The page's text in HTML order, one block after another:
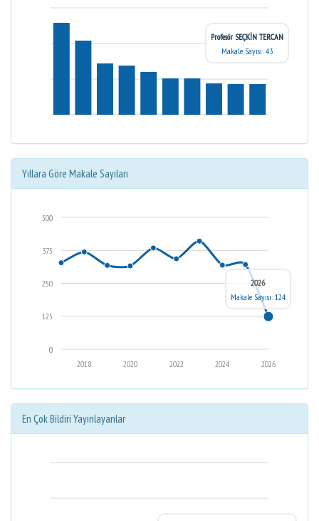
Profesör SEÇKİN TERCAN
Makale Sayısı: 43
Yıllara Göre Makale Sayıları
0
125
250
375
500
2026
2024
2022
2020
2018
2026
Makale Sayısı: 124
En Çok Bildiri Yayınlayanlar